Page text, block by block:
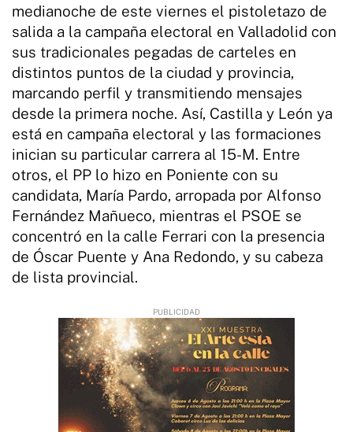
medianoche de este viernes el pistoletazo de
salida a la campaña electoral en Valladolid con
sus tradicionales pegadas de carteles en
distintos puntos de la ciudad y provincia,
marcando perfil y transmitiendo mensajes
desde la primera noche. Así, Castilla y León ya
está en campaña electoral y las formaciones
inician su particular carrera al 15-M. Entre
otros, el PP lo hizo en Poniente con su
candidata, María Pardo, arropada por Alfonso
Fernández Mañueco, mientras el PSOE se
concentró en la calle Ferrari con la presencia
de Óscar Puente y Ana Redondo, y su cabeza
de lista provincial.